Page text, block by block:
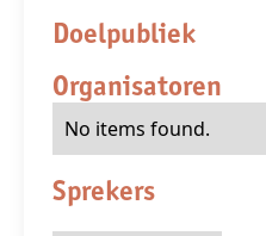
Doelpubliek
Organisatoren
No items found.
Sprekers